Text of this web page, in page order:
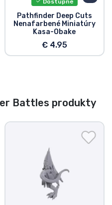
Pathfinder Deep Cuts
Nenafarbené Miniatúry
Kasa-Obake
€ 4.95
Battles produkty